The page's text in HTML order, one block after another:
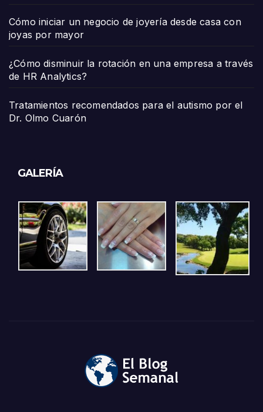
Cómo iniciar un negocio de joyería desde casa con
joyas por mayor
¿Cómo disminuir la rotación en una empresa a través
de HR Analytics?
Tratamientos recomendados para el autismo por el
Dr. Olmo Cuarón
GALERÍA